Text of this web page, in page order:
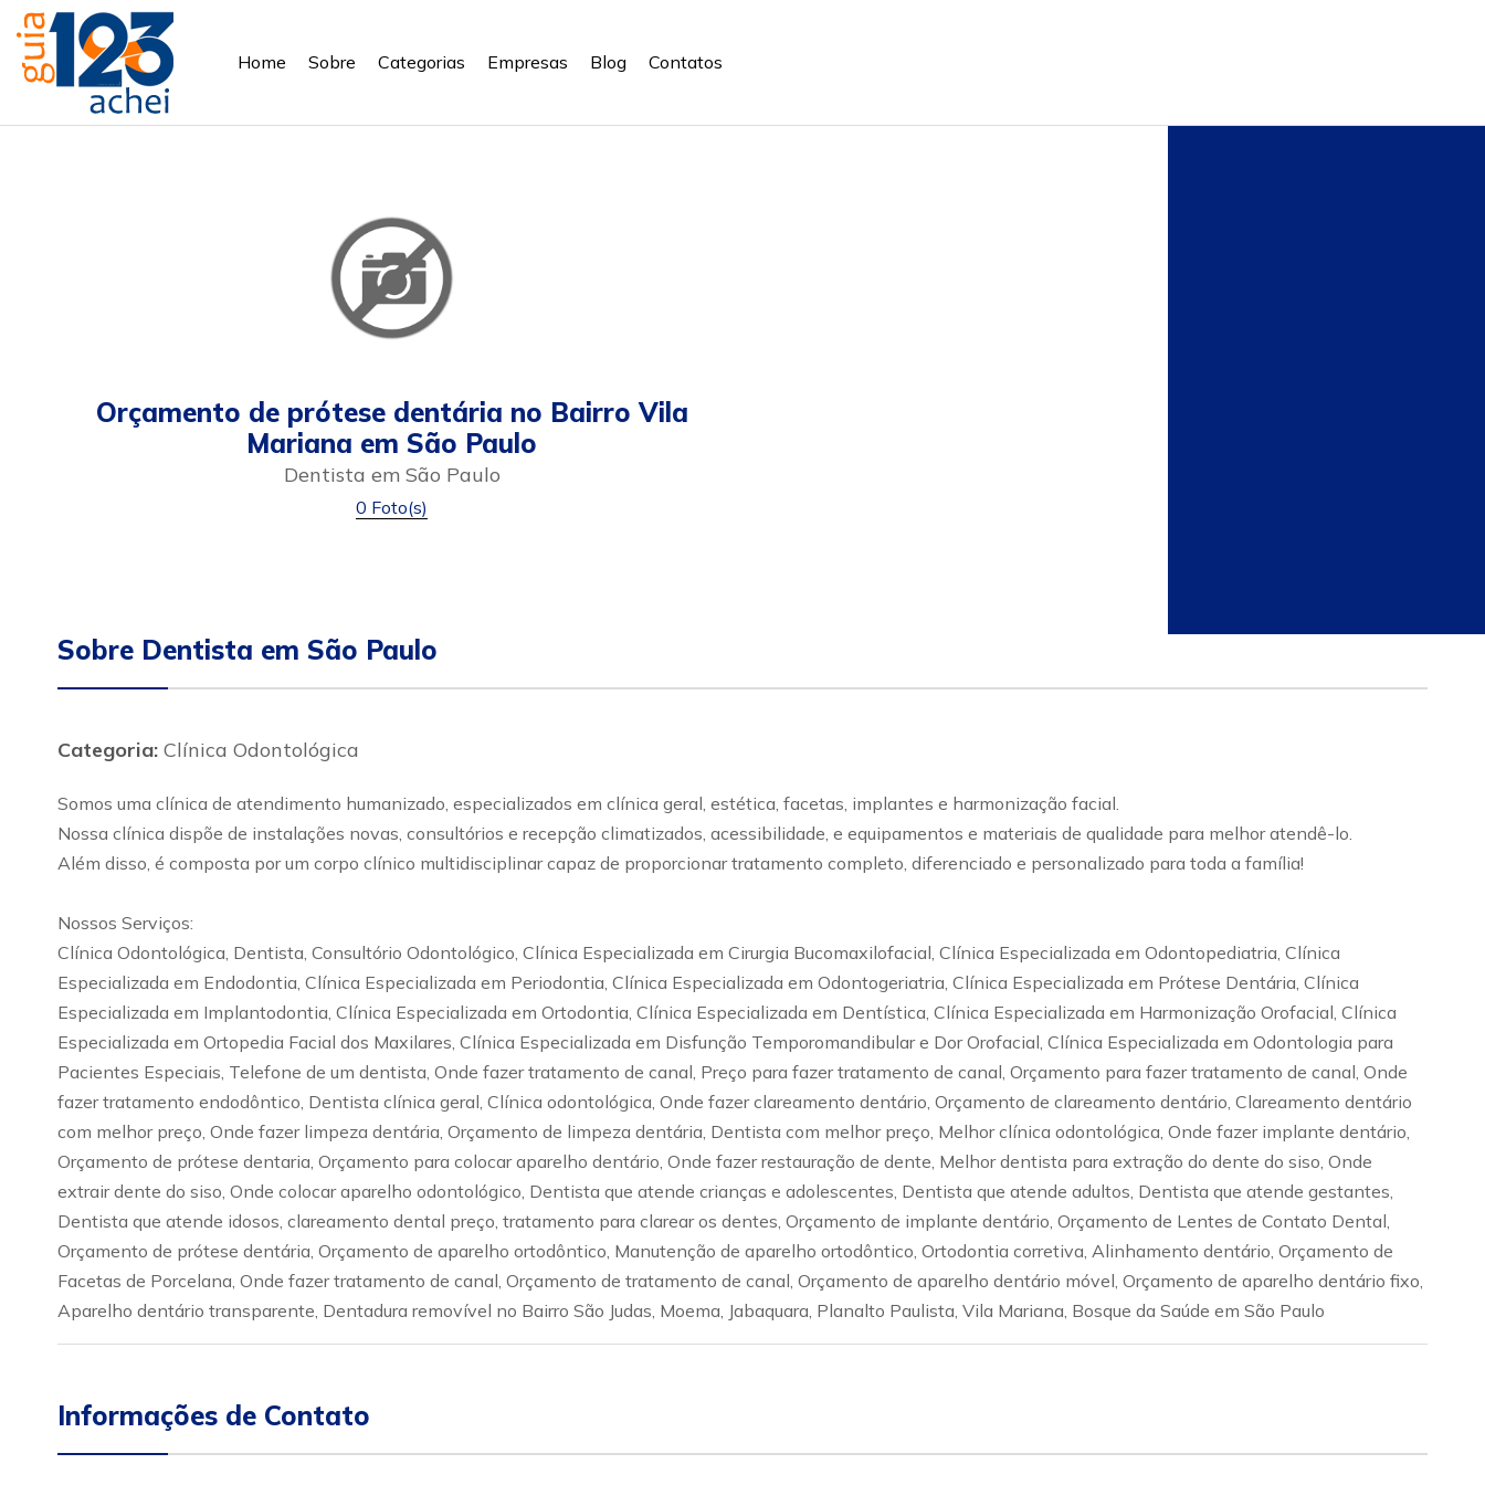
Home Sobre Categorias Empresas Blog Contatos
Orçamento de prótese dentária no Bairro Vila
Mariana em São Paulo
Dentista em São Paulo
0 Foto(s)
Sobre Dentista em São Paulo
Categoria: Clínica Odontológica
Somos uma clínica de atendimento humanizado, especializados em clínica geral, estética, facetas, implantes e harmonização facial.
Nossa clínica dispõe de instalações novas, consultórios e recepção climatizados, acessibilidade, e equipamentos e materiais de qualidade para melhor atendê-lo.
Além disso, é composta por um corpo clínico multidisciplinar capaz de proporcionar tratamento completo, diferenciado e personalizado para toda a família!
Nossos Serviços:
Clínica Odontológica, Dentista, Consultório Odontológico, Clínica Especializada em Cirurgia Bucomaxilofacial, Clínica Especializada em Odontopediatria, Clínica
Especializada em Endodontia, Clínica Especializada em Periodontia, Clínica Especializada em Odontogeriatria, Clínica Especializada em Prótese Dentária, Clínica
Especializada em Implantodontia, Clínica Especializada em Ortodontia, Clínica Especializada em Dentística, Clínica Especializada em Harmonização Orofacial, Clínica
Especializada em Ortopedia Facial dos Maxilares, Clínica Especializada em Disfunção Temporomandibular e Dor Orofacial, Clínica Especializada em Odontologia para
Pacientes Especiais, Telefone de um dentista, Onde fazer tratamento de canal, Preço para fazer tratamento de canal, Orçamento para fazer tratamento de canal, Onde
fazer tratamento endodôntico, Dentista clínica geral, Clínica odontológica, Onde fazer clareamento dentário, Orçamento de clareamento dentário, Clareamento dentário
com melhor preço, Onde fazer limpeza dentária, Orçamento de limpeza dentária, Dentista com melhor preço, Melhor clínica odontológica, Onde fazer implante dentário,
Orçamento de prótese dentaria, Orçamento para colocar aparelho dentário, Onde fazer restauração de dente, Melhor dentista para extração do dente do siso, Onde
extrair dente do siso, Onde colocar aparelho odontológico, Dentista que atende crianças e adolescentes, Dentista que atende adultos, Dentista que atende gestantes,
Dentista que atende idosos, clareamento dental preço, tratamento para clarear os dentes, Orçamento de implante dentário, Orçamento de Lentes de Contato Dental,
Orçamento de prótese dentária, Orçamento de aparelho ortodôntico, Manutenção de aparelho ortodôntico, Ortodontia corretiva, Alinhamento dentário, Orçamento de
Facetas de Porcelana, Onde fazer tratamento de canal, Orçamento de tratamento de canal, Orçamento de aparelho dentário móvel, Orçamento de aparelho dentário fixo,
Aparelho dentário transparente, Dentadura removível no Bairro São Judas, Moema, Jabaquara, Planalto Paulista, Vila Mariana, Bosque da Saúde em São Paulo
Informações de Contato